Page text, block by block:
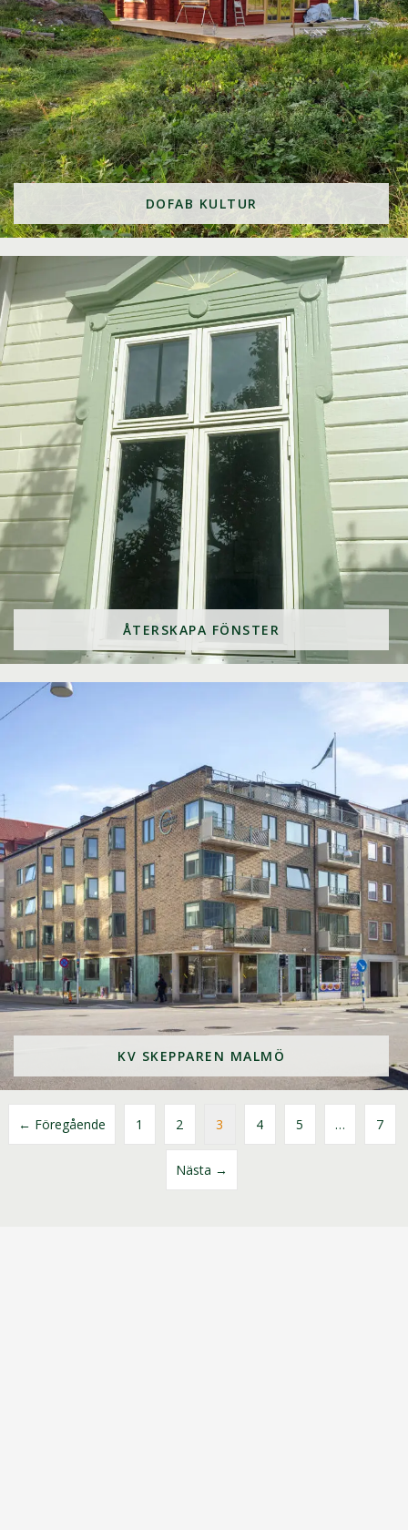
DOFAB KULTUR
ÅTERSKAPA FÖNSTER
KV SKEPPAREN MALMÖ
← Föregående 1 2 3 4 5 … 7
Nästa →